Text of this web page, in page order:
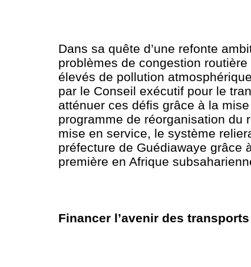
Dans sa quête d’une refonte
problèmes de congestion
élevés de pollution
par le Conseil exécutif pour le
atténuer ces défis grâce à la
programme de réorganisation du
mise en service, le système
préfecture de Guédiawaye grâce
première en Afrique
Financer l’avenir des transports